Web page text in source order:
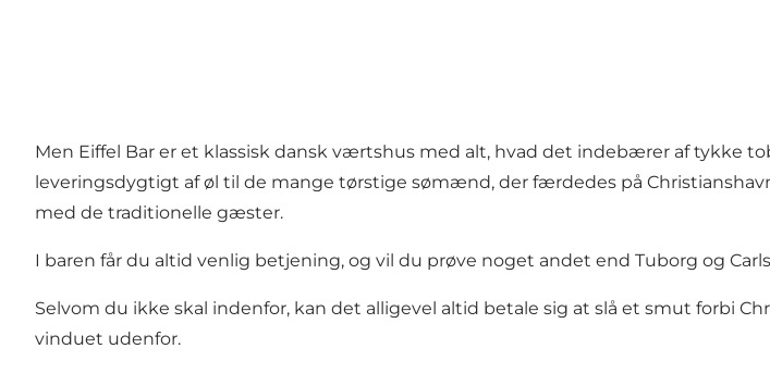
Men Eiffel Bar er et klassisk dansk værtshus med alt, hvad det indebærer af tykke
leveringsdygtigt af øl til de mange tørstige sømænd, der færdedes på
med de traditionelle gæster.
I baren får du altid venlig betjening, og vil du prøve noget andet end Tuborg og
Selvom du ikke skal indenfor, kan det alligevel altid betale sig at slå et smut forbi
vinduet udenfor.